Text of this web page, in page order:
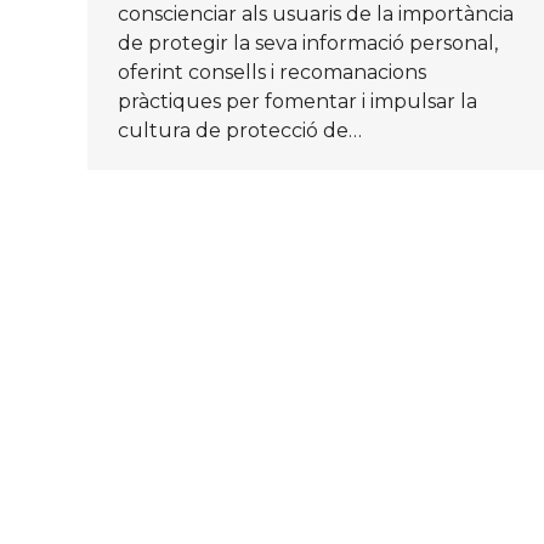
conscienciar als usuaris de la importància
de protegir la seva informació personal,
oferint consells i recomanacions
pràctiques per fomentar i impulsar la
cultura de protecció de…